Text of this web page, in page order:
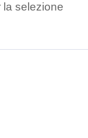
la selezione